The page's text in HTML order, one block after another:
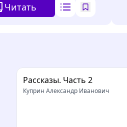
Читать
Рассказы. Часть 2
Куприн Александр Иванович